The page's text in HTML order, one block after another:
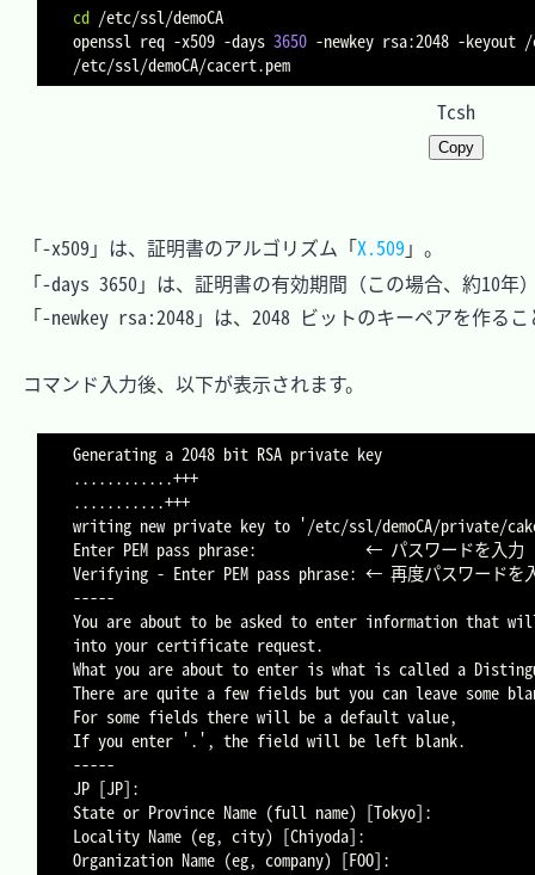
cd /etc/ssl/demoCA
openssl req -x509 -days 3650 -newkey rsa:2048 -keyout /
Tcsh
Copy
「-x509」は、証明書のアルゴリズム「X.509 」。
「-days 3650」は、証明書の有効期間（この場合、約10年
「-newkey rsa:2048」は、2048 ビットのキーペアを作るこ
コマンド入力後、以下が表示されます。
Generating a 2048 bit RSA private key
............+++
...........+++
writing new private key to '/etc/ssl/demoCA/private/
Enter PEM pass phrase:             ← パスワードを入力
Verifying - Enter PEM pass phrase: ← 再度パスワードを
-----
You are about to be asked to enter information that
into your certificate request.
What you are about to enter is what is called a
There are quite a few fields but you can leave some
For some fields there will be a default value,
If you enter '.', the field will be left blank.
-----
JP [JP]:                                    				← 国名
State or Province Name (full name) [Tokyo]: 				← 都道府県名
Locality Name (eg, city) [Chiyoda]:         				← 市町村名
Organization Name (eg, company) [FOO]:      				← 会社名・団体名